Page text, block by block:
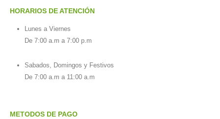
HORARIOS DE ATENCIÓN
Lunes a Viernes
De 7:00 a.m a 7:00 p.m
Sabados, Domingos y Festivos
De 7:00 a.m a 11:00 a.m
METODOS DE PAGO